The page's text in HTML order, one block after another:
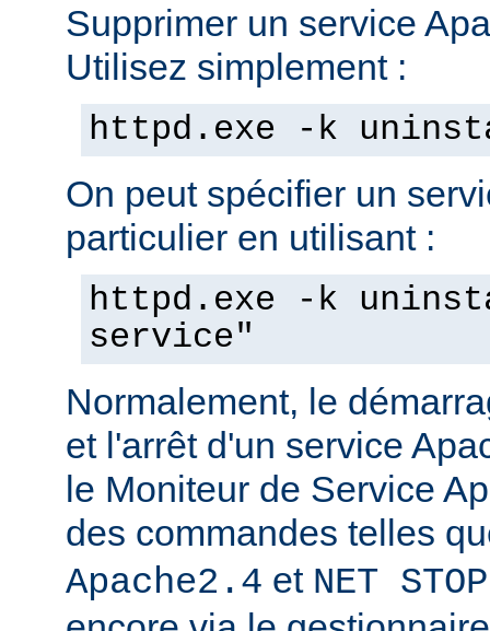
Supprimer un service
Utilisez simplement :
httpd.exe -k
On peut spécifier un
particulier en utilisant :
httpd.exe -k
service"
Normalement, le
et l'arrêt d'un service
le Moniteur de Service
des commandes telles
Apache2.4 et NET